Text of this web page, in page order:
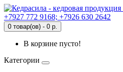
+7927 772 9168; +7926 630 2642
0 товар(ов) - 0 р.
В корзине пусто!
Категории